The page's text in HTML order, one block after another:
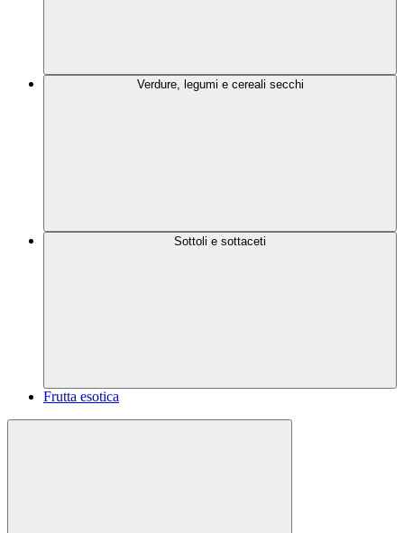
Verdure, legumi e cereali secchi
Sottoli e sottaceti
Frutta esotica